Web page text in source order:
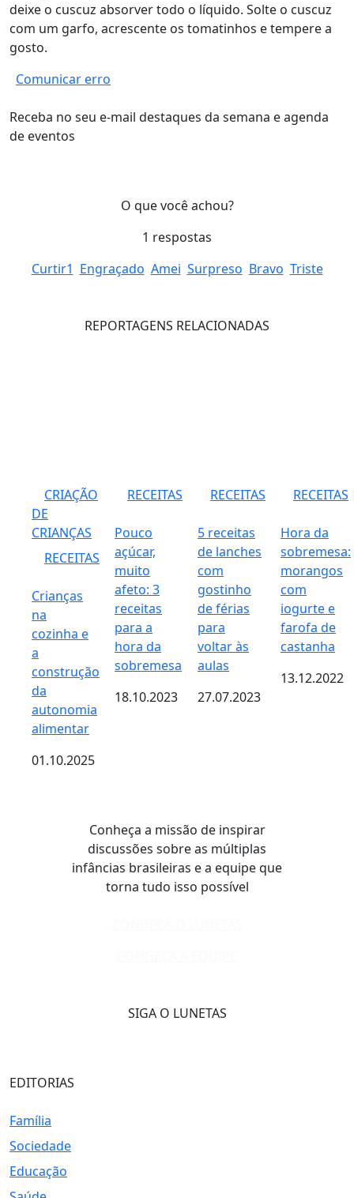
deixe o cuscuz absorver todo o líquido. Solte o cuscuz
com um garfo, acrescente os tomatinhos e tempere a
gosto.
Comunicar erro
Receba no seu e-mail destaques da semana e agenda
de eventos
O que você achou?
1 respostas
Curtir1 Engraçado Amei Surpreso Bravo Triste
REPORTAGENS RELACIONADAS
CRIAÇÃO
DE
CRIANÇAS
RECEITAS
Crianças
na
cozinha e
a
construção
da
autonomia
alimentar
01.10.2025
RECEITAS
Pouco
açúcar,
muito
afeto: 3
receitas
para a
hora da
sobremesa
18.10.2023
RECEITAS
5 receitas
de lanches
com
gostinho
de férias
para
voltar às
aulas
27.07.2023
RECEITAS
Hora da
sobremesa:
morangos
com
iogurte e
farofa de
castanha
13.12.2022
Conheça a missão de inspirar
discussões sobre as múltiplas
infâncias brasileiras e a equipe que
torna tudo isso possível
SIGA O LUNETAS
EDITORIAS
Família
Sociedade
Educação